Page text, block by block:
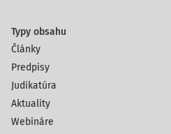
Typy obsahu
Články
Predpisy
Judikatúra
Aktuality
Webináre